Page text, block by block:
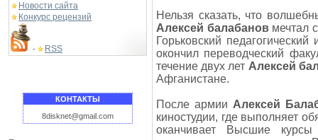
Новости сайта
Конкурс рецензий
- RSS
КОНТАКТЫ
8disknet@gmail.com
Нельзя сказать, что
Алексей балабановмечтал
Горьковский
окончил переводческий
течение двух лет Алексей
Афганистане.
После армии Алексей
киностудии, где выполняет
оканчивает Высшие